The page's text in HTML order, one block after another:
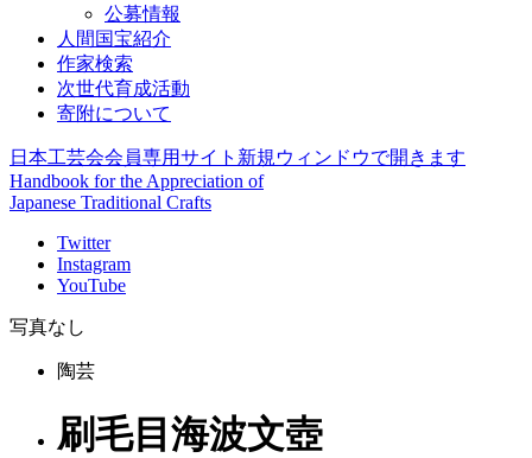
公募情報
人間国宝紹介
作家検索
次世代育成活動
寄附について
日本工芸会会員専用サイト 新規ウィンドウで開きます
Handbook for the Appreciation of
Japanese Traditional Crafts
Twitter
Instagram
YouTube
写真なし
陶芸
刷毛目海波文壺